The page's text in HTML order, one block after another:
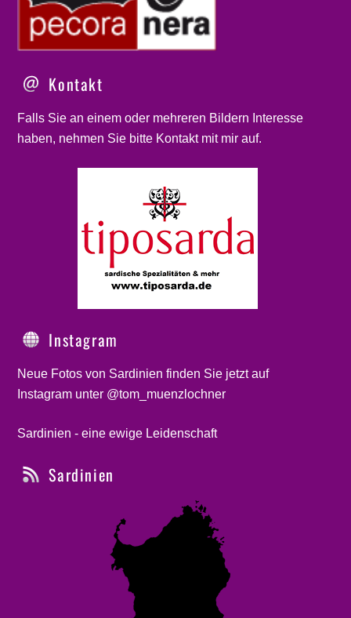
Kontakt
Falls Sie an einem oder mehreren Bildern Interesse
haben, nehmen Sie bitte Kontaktmit mir auf.
Instagram
Neue Fotos von Sardinien finden Sie jetzt auf
Instagram unter @tom_muenzlochner
Sardinien - eine ewige Leidenschaft
Sardinien